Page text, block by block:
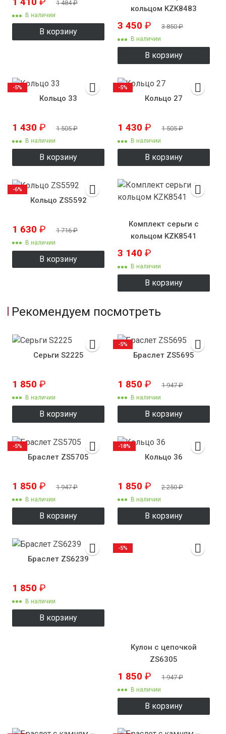
1 484₽
В наличии
В корзину
кольцом KZK8483
3 450 ₽ 3 850₽
В наличии
В корзину
Кольцо 33
1 430 ₽ 1 505₽
В наличии
В корзину
-5%
Кольцо 27
1 430 ₽ 1 505₽
В наличии
В корзину
-5%
Кольцо ZS5592
1 630 ₽ 1 716₽
В наличии
В корзину
-6%
Комплект серьги с
кольцом KZK8541
3 140 ₽
В наличии
В корзину
Рекомендуем посмотреть
Серьги S2225
1 850 ₽
В наличии
В корзину
Браслет ZS5695
1 850 ₽ 1 947₽
В наличии
В корзину
-5%
Браслет ZS5705
1 850 ₽ 1 947₽
В наличии
В корзину
-5%
Кольцо 36
1 850 ₽ 2 250₽
В наличии
В корзину
-18%
Браслет ZS6239
1 850 ₽
В наличии
В корзину
Кулон с цепочкой
ZS6305
1 850 ₽ 1 947₽
В наличии
В корзину
-5%